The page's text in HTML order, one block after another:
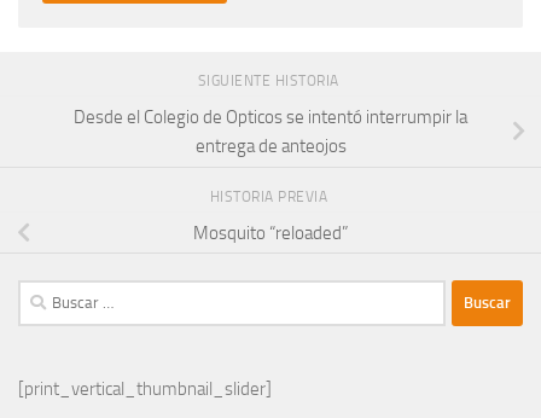
SIGUIENTE HISTORIA
Desde el Colegio de Opticos se intentó interrumpir la
entrega de anteojos
HISTORIA PREVIA
Mosquito “reloaded”
Buscar:
[print_vertical_thumbnail_slider]